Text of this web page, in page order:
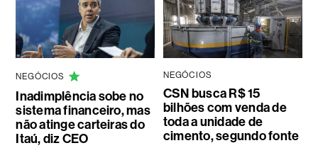
NEGÓCIOS
Inadimplência sobe no
sistema financeiro, mas
não atinge carteiras do
Itaú, diz CEO
NEGÓCIOS
CSN busca R$ 15
bilhões com venda de
toda a unidade de
cimento, segundo fonte